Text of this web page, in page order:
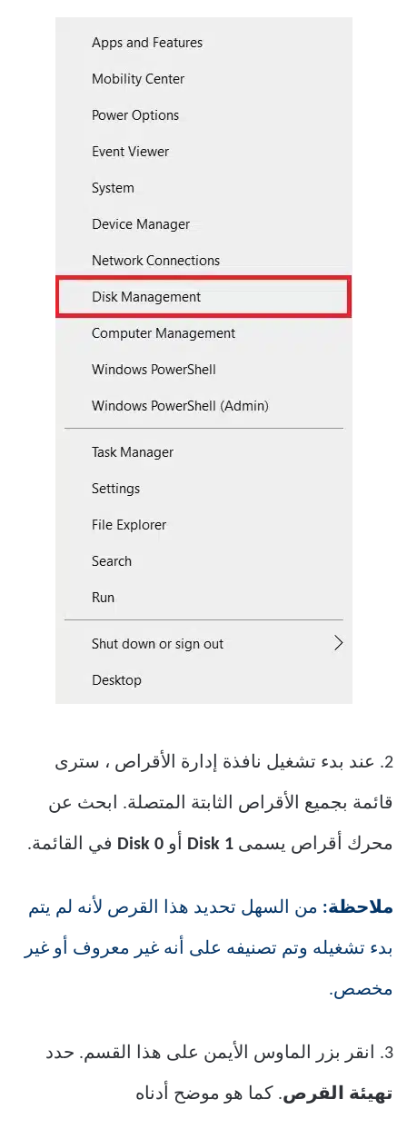
2. عند بدء تشغيل نافذة إدارة الأقراص ، سترى
قائمة بجميع الأقراص الثابتة المتصلة. ابحث عن
محرك أقراص يسمى Disk 1 أو في القائمة.
ملاحظة: من السهل تحديد هذا القرص لأنه لم يتم
بدء تشغيله وتم تصنيفه على أنه غير معروف أو غير
مخصص.
3. انقر بزر الماوس الأيمن على هذا القسم. حدد
تهيئة القرص. كما هو موضح أدناه